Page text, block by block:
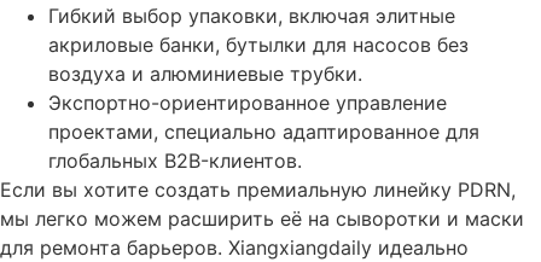
Гибкий выбор упаковки, включая элитные
акриловые банки, бутылки для насосов без
воздуха и алюминиевые трубки.
Экспортно-ориентированное управление
проектами, специально адаптированное для
глобальных B2B-клиентов.
Если вы хотите создать премиальную линейку PDRN,
мы легко можем расширить её на сыворотки и маски
для ремонта барьеров. Xiangxiangdaily идеально